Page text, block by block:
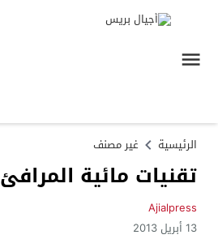
الرئيسية غير مصنف
تقنيات مائية المرافئ
Ajialpress
13 أبريل 2013